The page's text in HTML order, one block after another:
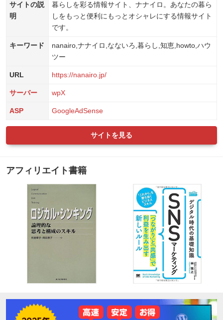
サイトの説
明
暮らしを彩る情報サイト、ナナイロ。あなたの暮ら
しをもっと便利にもっとオシャレにする情報サイト
です。
キーワード
nanairo,ナナイロ,なないろ,暮らし,知恵,howto,ハウ
ツー
URL https://nanairo.jp/
サーバー wpX
ASP GoogleAdSense
サイトを見る
アフィリエイト書籍